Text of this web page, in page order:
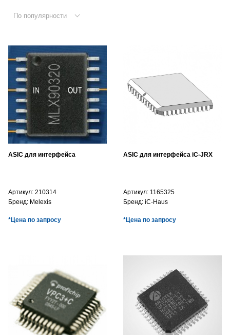
По популярности
ASIC для интерфейса
Артикул: 210314
Бренд: Melexis
*Цена по запросу
ASIC для интерфейса iC-JRX
Артикул: 1165325
Бренд: iC-Haus
*Цена по запросу